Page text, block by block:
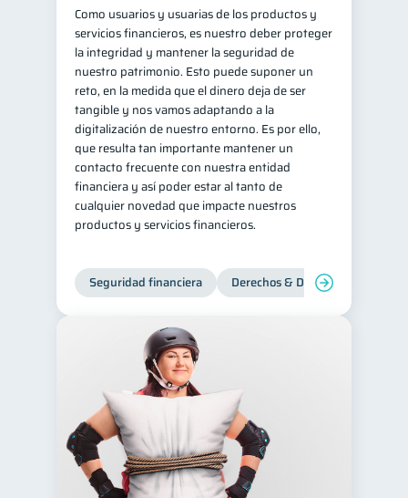
Como usuarios y usuarias de los productos y
servicios financieros, es nuestro deber proteger
la integridad y mantener la seguridad de
nuestro patrimonio. Esto puede suponer un
reto, en la medida que el dinero deja de ser
tangible y nos vamos adaptando a la
digitalización de nuestro entorno. Es por ello,
que resulta tan importante mantener un
contacto frecuente con nuestra entidad
financiera y así poder estar al tanto de
cualquier novedad que impacte nuestros
productos y servicios financieros.
Seguridad financiera Derechos & Deberes